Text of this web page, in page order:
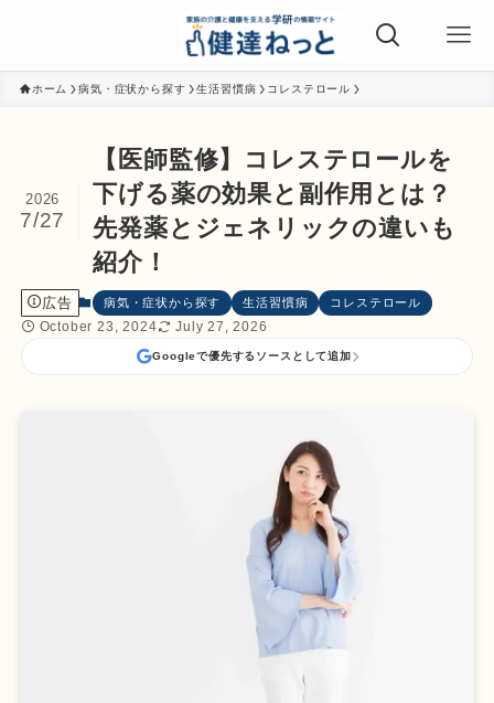
ホーム 病気・症状から探す 生活習慣病 コレステロール
【医師監修】コレステロールを
下げる薬の効果と副作用とは？
先発薬とジェネリックの違いも
紹介！
2026
7/27
広告 病気・症状から探す 生活習慣病 コレステロール
October 23, 2024 July 27, 2026
Googleで優先するソースとして追加